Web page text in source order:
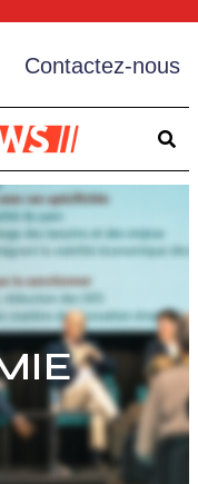
Contactez-nous